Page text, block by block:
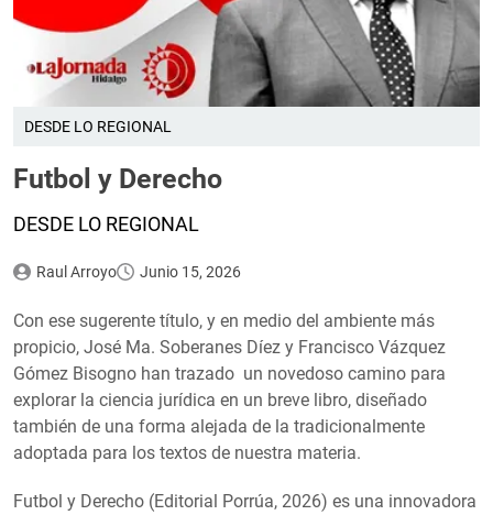
DESDE LO REGIONAL
Futbol y Derecho
DESDE LO REGIONAL
Raul Arroyo Junio 15, 2026
Con ese sugerente título, y en medio del ambiente más
propicio, José Ma. Soberanes Díez y Francisco Vázquez
Gómez Bisogno han trazado un novedoso camino para
explorar la ciencia jurídica en un breve libro, diseñado
también de una forma alejada de la tradicionalmente
adoptada para los textos de nuestra materia.
Futbol y Derecho (Editorial Porrúa, 2026) es una innovadora